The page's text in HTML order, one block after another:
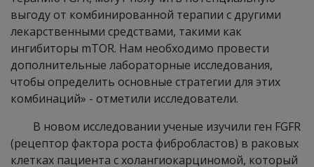
выгоду от комбинированной терапии с другими
лекарственными средствами, такими как
ингибиторы mTOR. Нам необходимо провести
дополнительные лабораторные исследования,
чтобы определить основные стратегии для этих
комбинаций» - отметили исследователи.
В новом исследовании ученые изучили ген FGFR
(рецептор фактора роста фибробластов) в раковых
клетках пациента с холангиокарциномой, который